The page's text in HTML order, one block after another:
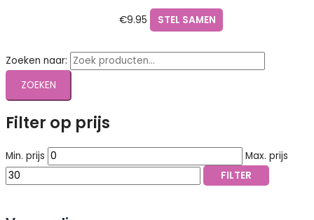
€9.95 STEL SAMEN
Zoeken naar:
ZOEKEN
Filter op prijs
Min. prijs
Max. prijs
FILTER